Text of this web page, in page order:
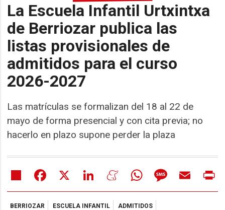
La Escuela Infantil Urtxintxa
de Berriozar publica las
listas provisionales de
admitidos para el curso
2026-2027
Las matrículas se formalizan del 18 al 22 de
mayo de forma presencial y con cita previa; no
hacerlo en plazo supone perder la plaza
Share Facebook LinkedIn MeneameWhatsAppMessageEmail
BERRIOZAR ESCUELA INFANTIL ADMITIDOS